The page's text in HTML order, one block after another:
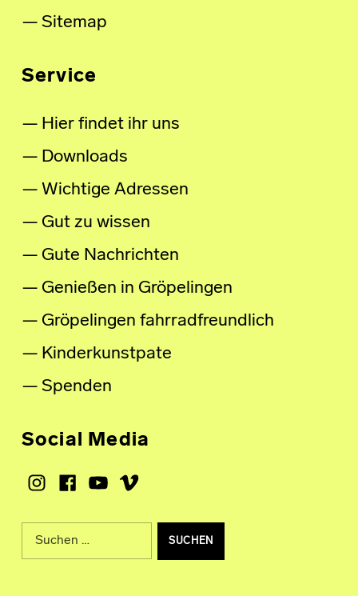
Sitemap
Service
Hier findet ihr uns
Downloads
Wichtige Adressen
Gut zu wissen
Gute Nachrichten
Genießen in Gröpelingen
Gröpelingen fahrradfreundlich
Kinderkunstpate
Spenden
Social Media
Instagram
Facebook
Youtube
Vimeo
Suche nach: